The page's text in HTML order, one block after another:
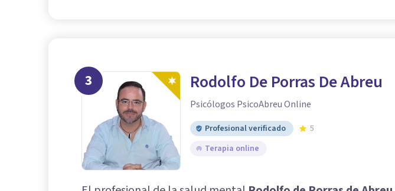
3 Rodolfo De Porras De Abreu
Psicólogos PsicoAbreu Online
Profesional verificado
5
Terapia online